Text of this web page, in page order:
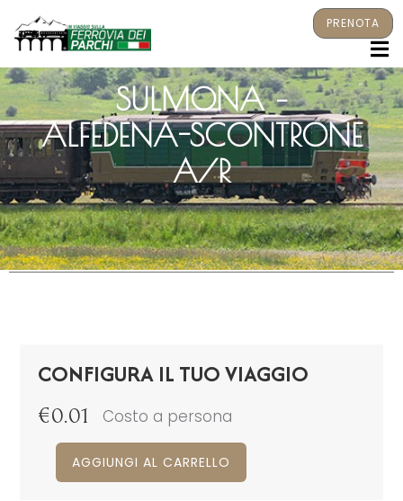
PRENOTA
SULMONA –
ALFEDENA-SCONTRONE
A/R
CONFIGURA IL TUO VIAGGIO
€0.01 Costo a persona
AGGIUNGI AL CARRELLO